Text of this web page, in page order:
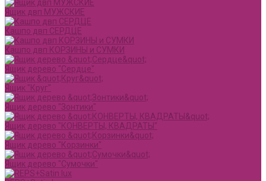
Ящик двп МУЖСКИЕ
Кашпо двп СЕРДЦЕ
Кашпо двп КОРЗИНЫ и СУМКИ
Ящик дерево "Сердце"
Ящик "Круг"
Ящик дерево "Зонтики"
Ящик дерево "КОНВЕРТЫ, КВАДРАТЫ"
Ящик дерево "Корзинки"
Ящик дерево "Сумочки"